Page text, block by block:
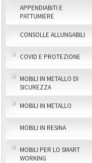
APPENDIABITI E
PATTUMIERE
CONSOLLE ALLUNGABILI
COVID E PROTEZIONE
MOBILI IN METALLO DI
SICUREZZA
MOBILI IN METALLO
MOBILI IN RESINA
MOBILI PER LO SMART
WORKING